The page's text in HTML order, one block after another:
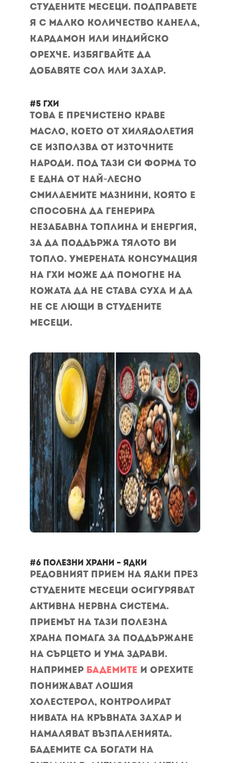
студените месеци. Подправете
я с малко количество канела,
кардамон или индийско
орехче. Избягвайте да
добавяте сол или захар.
#5 ГХИ
Това е пречистено краве
масло, което от хилядолетия
се използва от източните
народи. Под тази си форма то
е една от най-лесно
смилаемите мазнини, която е
способна да генерира
незабавна топлина и енергия,
за да поддържа тялото ви
топло. Умерената консумация
на ГХИ може да помогне на
кожата да не става суха и да
не се лющи в студените
месеци.
#6 полезни храни – Ядки
Редовният прием на ядки през
студените месеци осигуряват
активна нервна система.
Приемът на тази полезна
храна помага за поддържане
на сърцето и ума здрави.
Например бадемите и орехите
понижават лошия
холестерол, контролират
нивата на кръвната захар и
намаляват възпаленията.
Бадемите са богати на